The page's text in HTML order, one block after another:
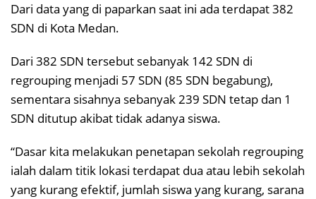
Dari data yang di paparkan saat ini ada terdapat 382
SDN di Kota Medan.
Dari 382 SDN tersebut sebanyak 142 SDN di
regrouping menjadi 57 SDN (85 SDN begabung),
sementara sisahnya sebanyak 239 SDN tetap dan 1
SDN ditutup akibat tidak adanya siswa.
“Dasar kita melakukan penetapan sekolah regrouping
ialah dalam titik lokasi terdapat dua atau lebih sekolah
yang kurang efektif, jumlah siswa yang kurang, sarana